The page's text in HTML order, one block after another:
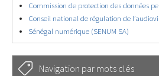
Commission de protection des données
Conseil national de régulation de
Sénégal numérique (SENUM SA)
Navigation par mots clés